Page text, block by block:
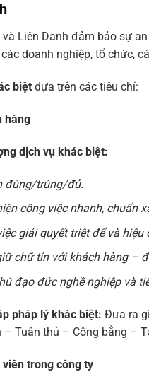
và Liên Danh đảm bảo sự
doanh nghiệp, tổ chức,
biệt dựa trên các tiêu chí:
hàng
dịch vụ khác biệt:
đúng/trúng/đủ.
công việc nhanh, chuẩn
giải quyết triệt để và hiệu
chữ tín với khách hàng –
đạo đức nghề nghiệp và
pháp lý khác biệt: Đưa ra
– Tuân thủ – Công bằng –
viên trong công ty